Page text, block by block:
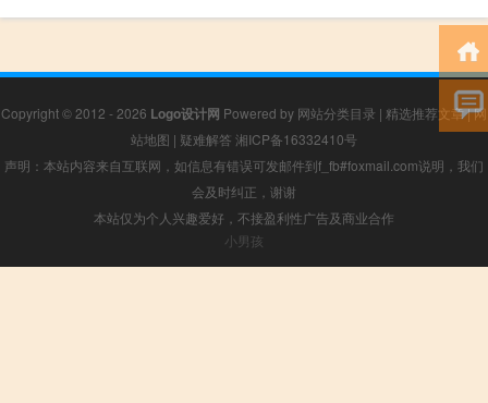
Copyright © 2012 - 2026 Logo设计网 Powered by 网站分类目录 | 精选推荐文章|网
站地图 | 疑难解答 湘ICP备16332410号
声明：本站内容来自互联网，如信息有错误可发邮件到f_fb#foxmail.com说明，我们
会及时纠正，谢谢
本站仅为个人兴趣爱好，不接盈利性广告及商业合作
小男孩